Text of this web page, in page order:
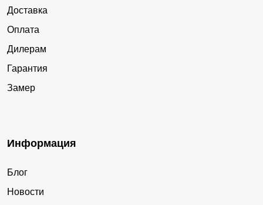
Доставка
Оплата
Дилерам
Гарантия
Замер
Информация
Блог
Новости